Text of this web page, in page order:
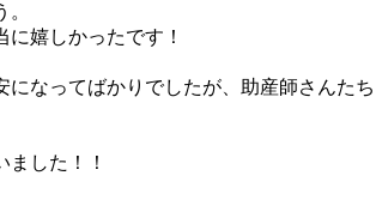
嬉しかったです！
なってばかりでしたが、助産師さんたち
した！！